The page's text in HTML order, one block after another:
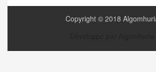
Copyright © 2018